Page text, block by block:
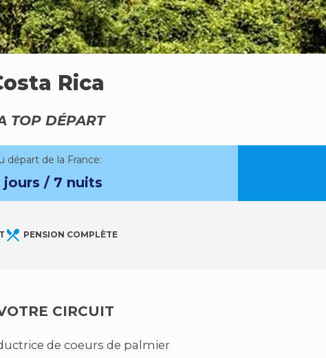
Rica
TOP DÉPART
Au départ de la France:
jours / 7 nuits
restaurant_menu PENSION COMPLÈTE
CIRCUIT
de coeurs de palmier